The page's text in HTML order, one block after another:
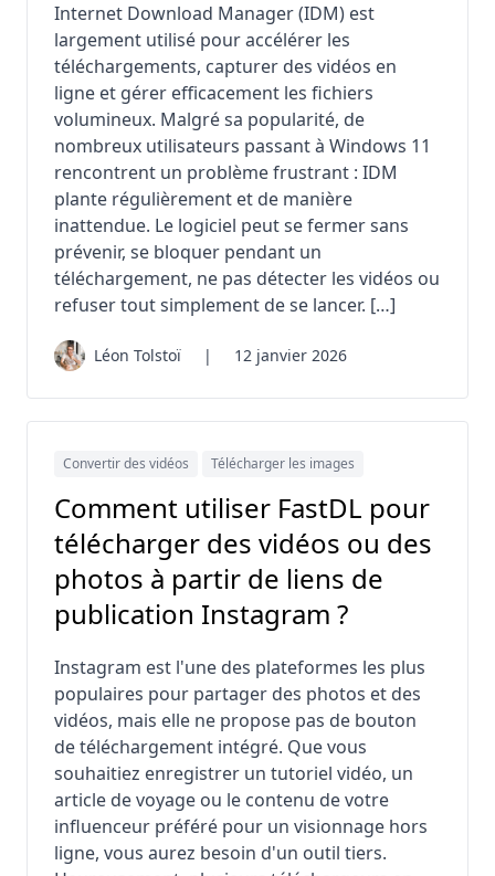
Internet Download Manager (IDM) est
largement utilisé pour accélérer les
téléchargements, capturer des vidéos en
ligne et gérer efficacement les fichiers
volumineux. Malgré sa popularité, de
nombreux utilisateurs passant à Windows 11
rencontrent un problème frustrant : IDM
plante régulièrement et de manière
inattendue. Le logiciel peut se fermer sans
prévenir, se bloquer pendant un
téléchargement, ne pas détecter les vidéos ou
refuser tout simplement de se lancer. […]
Léon Tolstoï | 12 janvier 2026
Convertir des vidéos Télécharger les images
Comment utiliser FastDL pour
télécharger des vidéos ou des
photos à partir de liens de
publication Instagram ?
Instagram est l'une des plateformes les plus
populaires pour partager des photos et des
vidéos, mais elle ne propose pas de bouton
de téléchargement intégré. Que vous
souhaitiez enregistrer un tutoriel vidéo, un
article de voyage ou le contenu de votre
influenceur préféré pour un visionnage hors
ligne, vous aurez besoin d'un outil tiers.